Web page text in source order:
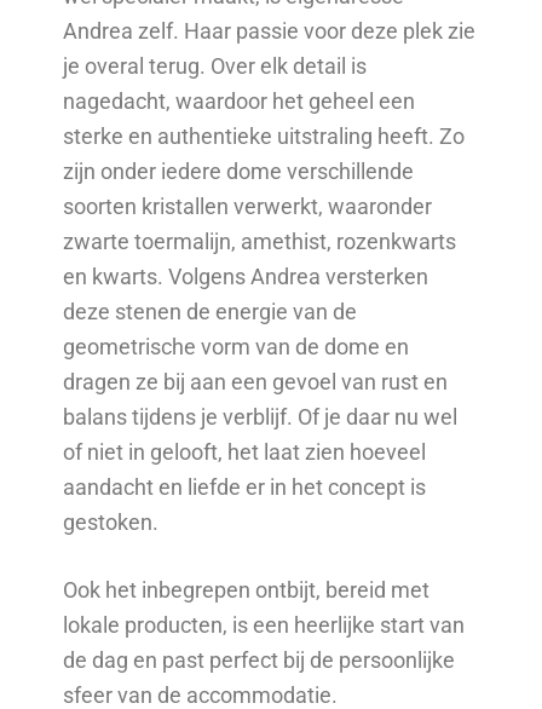
Andrea zelf. Haar passie voor deze plek zie
je overal terug. Over elk detail is
nagedacht, waardoor het geheel een
sterke en authentieke uitstraling heeft. Zo
zijn onder iedere dome verschillende
soorten kristallen verwerkt, waaronder
zwarte toermalijn, amethist, rozenkwarts
en kwarts. Volgens Andrea versterken
deze stenen de energie van de
geometrische vorm van de dome en
dragen ze bij aan een gevoel van rust en
balans tijdens je verblijf. Of je daar nu wel
of niet in gelooft, het laat zien hoeveel
aandacht en liefde er in het concept is
gestoken.
Ook het inbegrepen ontbijt, bereid met
lokale producten, is een heerlijke start van
de dag en past perfect bij de persoonlijke
sfeer van de accommodatie.